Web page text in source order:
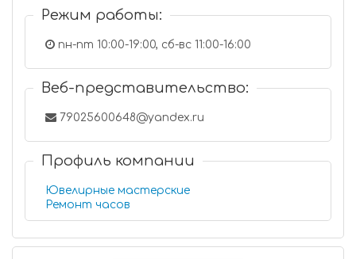
Режим работы:
пн-пт 10:00-19:00, сб-вс 11:00-16:00
Веб-представительство:
79025600648@yandex.ru
Профиль компании
Ювелирные мастерские
Ремонт часов